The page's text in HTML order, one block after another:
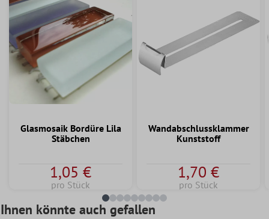
Glasmosaik Bordüre Lila
Stäbchen
1,05 €
pro Stück
Wandabschlussklammer
Kunststoff
1,70 €
pro Stück
Ihnen könnte auch gefallen